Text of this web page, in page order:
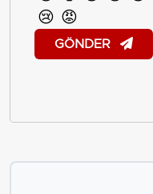
😢 😡
GÖNDER